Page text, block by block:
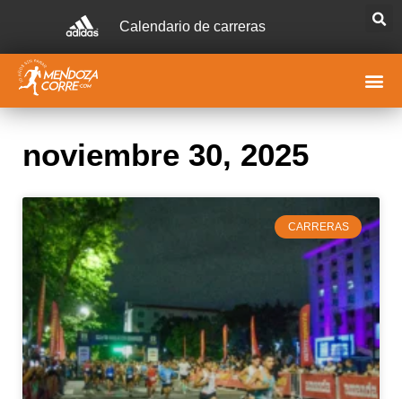
Calendario de carreras
noviembre 30, 2025
CARRERAS